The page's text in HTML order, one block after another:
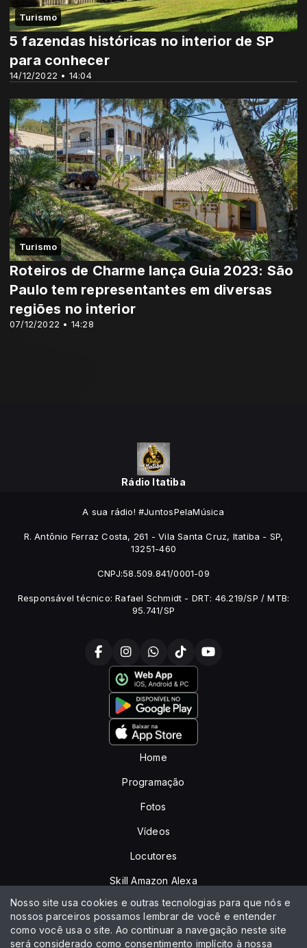
Turismo
14/12/2022 • 14:04
5 fazendas históricas no interior de SP
para conhecer
Turismo
07/12/2022 • 14:28
Roteiros de Charme lança Guia 2023: São
Paulo tem representantes em diversas
regiões no interior
Rádio Itatiba
A sua rádio! #JuntosPelaMúsica
R. Antônio Ferraz Costa, 261 - Vila Santa Cruz, Itatiba - SP,
13251-460
CNPJ:58.509.841/0001-09
Responsável técnico: Rafael Schmidt - DRT: 46.219/SP / MTB:
95.741/SP
Home
Programação
Fotos
Vídeos
Locutores
Skill Amazon Alexa
Peça sua música
Anuncie
Nosso site usa cookies e outras tecnologias para que nós e
nossos parceiros possamos lembrar de você e entender
como você usa o site. Ao continuar a navegação neste site
será considerado como consentimento implícito à nossa